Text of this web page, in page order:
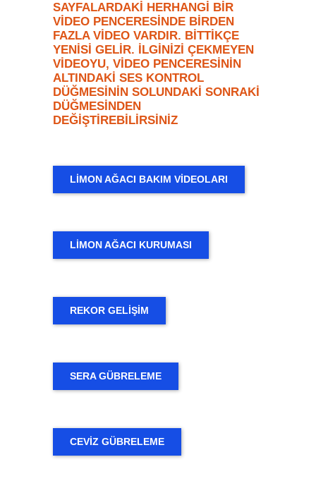
SAYFALARDAKİ HERHANGİ BİR
VİDEO PENCERESİNDE BİRDEN
FAZLA VİDEO VARDIR. BİTTİKÇE
YENİSİ GELİR. İLGİNİZİ ÇEKMEYEN
VİDEOYU, VİDEO PENCERESİNİN
ALTINDAKİ SES KONTROL
DÜĞMESİNİN SOLUNDAKİ SONRAKİ
DÜĞMESİNDEN
DEĞİŞTİREBİLİRSİNİZ
LİMON AĞACI BAKIM VİDEOLARI
LİMON AĞACI KURUMASI
REKOR GELİŞİM
SERA GÜBRELEME
CEVIZ GÜBRELEME